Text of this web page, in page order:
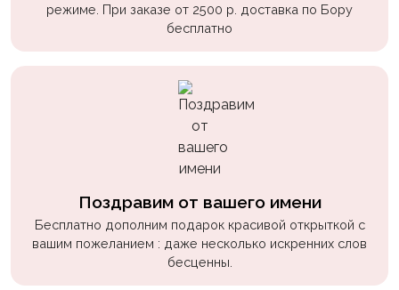
режиме. При заказе от 2500 р. доставка по Бору
бесплатно
Поздравим от вашего имени
Бесплатно дополним подарок красивой открыткой с
вашим пожеланием : даже несколько искренних слов
бесценны.